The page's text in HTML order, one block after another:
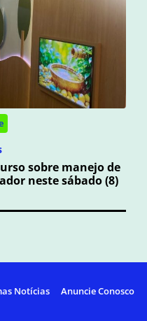
sobre manejo de
neste sábado (8)
Notícias Anuncie Conosco